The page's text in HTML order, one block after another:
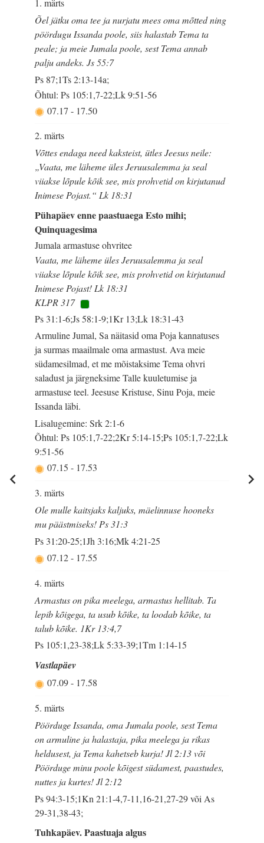
1. märts
Õel jätku oma tee ja nurjatu mees oma mõtted ning
pöördugu Issanda poole, siis halastab Tema ta
peale; ja meie Jumala poole, sest Tema annab
palju andeks. Js 55:7
Ps 87;1Ts 2:13-14a;
Õhtul: Ps 105:1,7-22;Lk 9:51-56
07.17- 17.50
2. märts
Võttes endaga need kaksteist, ütles Jeesus neile:
„Vaata, me läheme üles Jeruusalemma ja seal
viiakse lõpule kõik see, mis prohvetid on kirjutanud
Inimese Pojast.“ Lk 18:31
Pühapäev enne paastuaega Esto mihi;
Quinquagesima
Jumala armastuse ohvritee
Vaata, me läheme üles Jeruusalemma ja seal
viiakse lõpule kõik see, mis prohvetid on kirjutanud
Inimese Pojast! Lk 18:31
KLPR 317
Ps 31:1-6;Js 58:1-9;1Kr 13;Lk 18:31-43
Armuline Jumal, Sa näitasid oma Poja kannatuses
ja surmas maailmale oma armastust. Ava meie
südamesilmad, et me mõistaksime Tema ohvri
saladust ja järgneksime Talle kuuletumise ja
armastuse teel. Jeesuse Kristuse, Sinu Poja, meie
Issanda läbi.
Lisalugemine: Srk 2:1-6
Õhtul: Ps 105:1,7-22;2Kr 5:14-15;Ps 105:1,7-22;Lk
9:51-56
07.15- 17.53
3. märts
Ole mulle kaitsjaks kaljuks, mäelinnuse hooneks
mu päästmiseks! Ps 31:3
Ps 31:20-25;1Jh 3:16;Mk 4:21-25
07.12- 17.55
4. märts
Armastus on pika meelega, armastus hellitab. Ta
lepib kõigega, ta usub kõike, ta loodab kõike, ta
talub kõike. 1Kr 13:4,7
Ps 105:1,23-38;Lk 5:33-39;1Tm 1:14-15
Vastlapäev
07.09- 17.58
5. märts
Pöörduge Issanda, oma Jumala poole, sest Tema
on armuline ja halastaja, pika meelega ja rikas
heldusest, ja Tema kahetseb kurja! Jl 2:13 või
Pöörduge minu poole kõigest südamest, paastudes,
nuttes ja kurtes! Jl 2:12
Ps 94:3-15;1Kn 21:1-4,7-11,16-21,27-29 või As
29-31,38-43;
Tuhkapäev. Paastuaja algus